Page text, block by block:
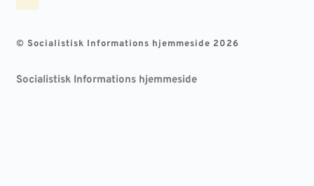
© Socialistisk Informations hjemmeside 2026
Socialistisk Informations hjemmeside